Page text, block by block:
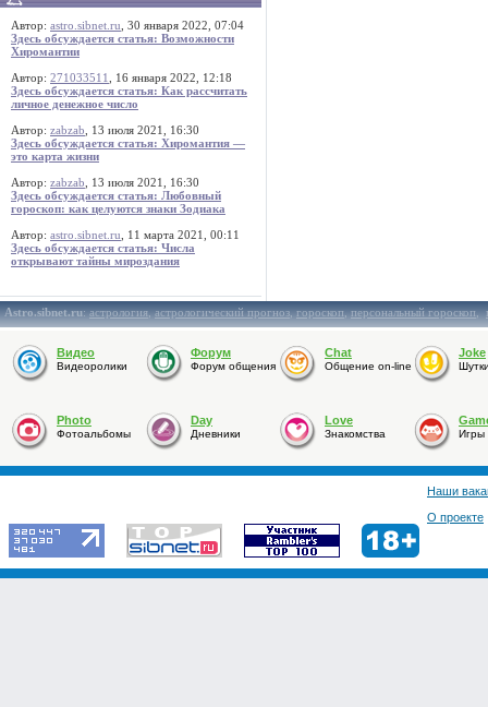
Автор: astro.sibnet.ru , 30 января 2022, 07:04
Здесь обсуждается статья: Возможности
Хиромантии
Автор: 271033511
, 16 января 2022, 12:18
Здесь обсуждается статья: Как рассчитать
личное денежное число
Автор: zabzab , 13 июля 2021, 16:30
Здесь обсуждается статья: Хиромантия —
это карта жизни
Автор: zabzab , 13 июля 2021, 16:30
Здесь обсуждается статья: Любовный
гороскоп: как целуются знаки Зодиака
Автор: astro.sibnet.ru , 11 марта 2021, 00:11
Здесь обсуждается статья: Числа
открывают тайны мироздания
Astro.sibnet.ru:астрология,астрологический прогноз,гороскоп,персональный гороскоп,
Видео
Видеоролики
Форум
Форум общения
Chat
Общение on-line
Joke
Photo
Фотоальбомы
Day
Дневники
Love
Знакомства Игры
Наши
О проекте